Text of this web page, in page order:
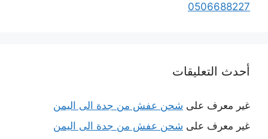
0506688227
أحدث التعليقات
غير معرف على شحن عفش من جدة الى اليمن
غير معرف على شحن عفش من جدة الى اليمن